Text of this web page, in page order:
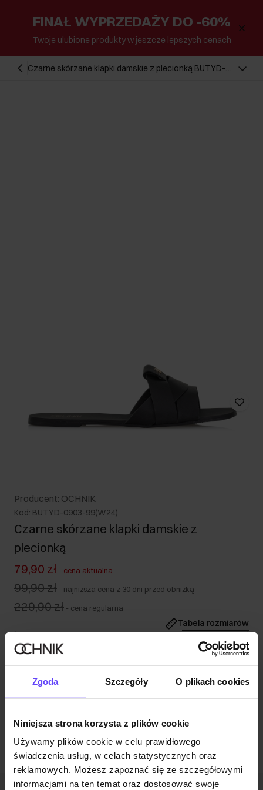
Zgoda Szczegóły O plikach cookies
Niniejsza strona korzysta z plików cookie
Używamy plików cookie w celu prawidłowego
świadczenia usług, w celach statystycznych oraz
reklamowych. Możesz zapoznać się ze szczegółowymi
informacjami na ten temat oraz dostosować swoje
FINAŁ WYPRZEDAŻY DO -60%
Twoje ulubione produkty w jeszcze lepszych cenach
Czarne skórzane klapki damskie z plecionką BUTYD-
Producent: OCHNIK
Kod: BUTYD-0903-99(W24)
Czarne skórzane klapki damskie z
plecionką
79,90 zł - cena aktualna
99,90 zł - najniższa cena z 30 dni przed obniżką
229,90 zł - cena regularna
Tabela rozmiarów
Wybierz rozmiar
Opis produktu